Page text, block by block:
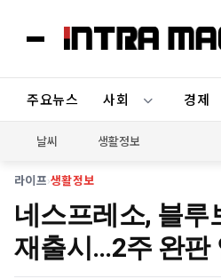
주요뉴스 사회 경제
날씨 생활정보
라이프›생활정보
네스프레소, 블루
재출시…2주 완판